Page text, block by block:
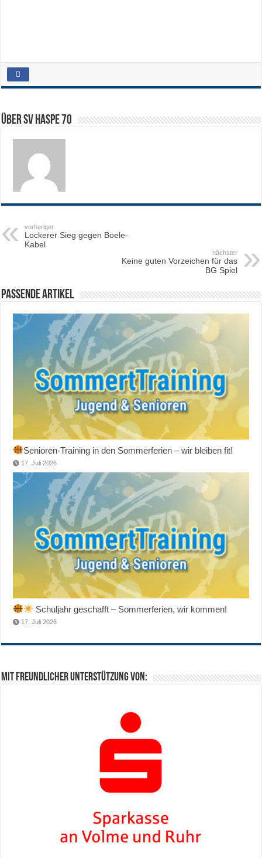
Über SV HASPE 70
vorheriger
Lockerer Sieg gegen Boele-
Kabel
nächster
Keine guten Vorzeichen für das
BG Spiel
Passende Artikel
Senioren-Training in den Sommerferien – wir bleiben fit!
17. Juli 2026
Schuljahr geschafft – Sommerferien, wir kommen!
17. Juli 2026
Mit freundlicher Unterstützung von: